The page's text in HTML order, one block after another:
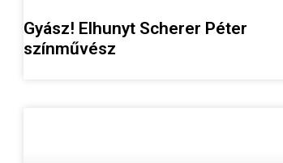
Gyász! Elhunyt Scherer Péter
színművész